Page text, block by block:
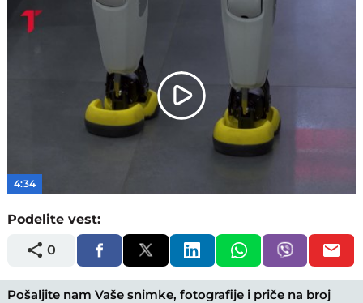
Play
Video
4:34
Podelite vest:
0
Pošaljite nam Vaše snimke, fotografije i priče na broj